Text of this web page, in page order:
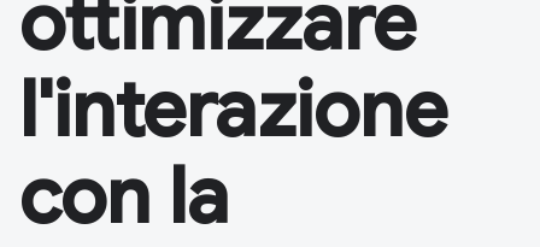
ottimizzare
l'interazione
con la